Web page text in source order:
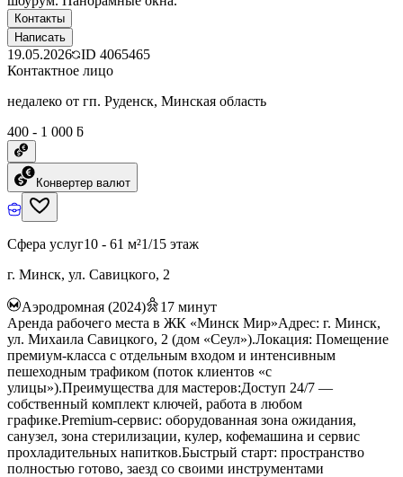
Контакты
Написать
19.05.2026 ID 4065465
Контактное лицо
недалеко от гп. Руденск, Минская область
400 - 1 000 ƃ
Конвертер валют
Сфера услуг10 - 61 м²1/15 этаж
г. Минск, ул. Савицкого, 2
Аэродромная (2024) 17 минут
Аренда рабочего места в ЖК «Минск Мир»Адрес: г. Минск,
ул. Михаила Савицкого, 2 (дом «Сеул»).Локация: Помещение
премиум-класса с отдельным входом и интенсивным
пешеходным трафиком (поток клиентов «с
улицы»).Преимущества для мастеров:Доступ 24/7 —
собственный комплект ключей, работа в любом
графике.Premium-сервис: оборудованная зона ожидания,
санузел, зона стерилизации, кулер, кофемашина и сервис
прохладительных напитков.Быстрый старт: пространство
полностью готово, заезд со своими инструментами